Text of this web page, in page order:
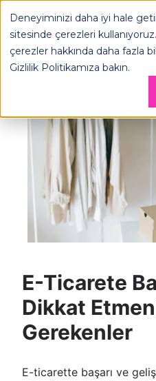
Deneyiminizi daha iyi hale
sitesinde çerezleri kullanıyoruz.
çerezler hakkında daha fazla
Gizlilik Politikamıza bakın.
OPLOG
E-Ticarete
Dikkat
Gerekenler
E-ticarette başarı ve